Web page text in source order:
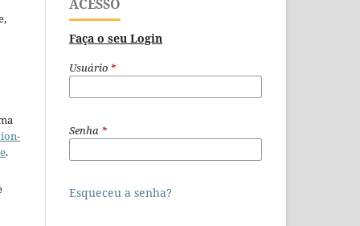
.
ACESSO
Faça o seu Login
Usuário *
Senha *
Esqueceu a senha?